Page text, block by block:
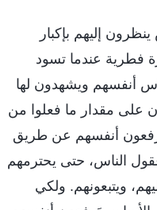
إليهم بإكبار
فطرية عندما تسود
أنفسهم ويشهدون لها
على مقدار ما فعلوا من
يَرفعون أنفسهم عن طريق
الناس، حتى يحترمهم
ويتبعونهم. ولكي